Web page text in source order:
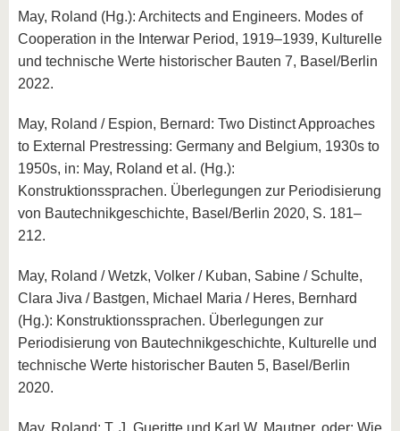
May, Roland (Hg.): Architects and Engineers. Modes of
Cooperation in the Interwar Period, 1919–1939, Kulturelle
und technische Werte historischer Bauten 7, Basel/Berlin
2022.
May, Roland / Espion, Bernard: Two Distinct Approaches
to External Prestressing: Germany and Belgium, 1930s to
1950s, in: May, Roland et al. (Hg.):
Konstruktionssprachen. Überlegungen zur Periodisierung
von Bautechnikgeschichte, Basel/Berlin 2020, S. 181–
212.
May, Roland / Wetzk, Volker / Kuban, Sabine / Schulte,
Clara Jiva / Bastgen, Michael Maria / Heres, Bernhard
(Hg.): Konstruktionssprachen. Überlegungen zur
Periodisierung von Bautechnikgeschichte, Kulturelle und
technische Werte historischer Bauten 5, Basel/Berlin
2020.
May, Roland: T. J. Gueritte und Karl W. Mautner, oder: Wie